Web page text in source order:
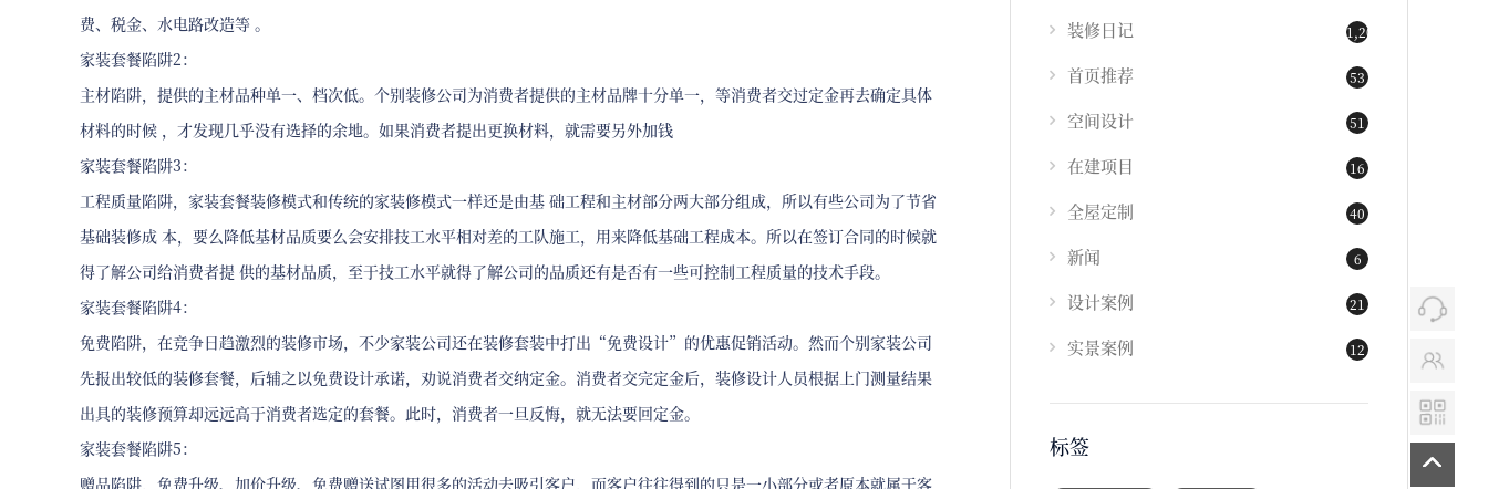
费、税金、水电路改造等 。
家装套餐陷阱2：
主材陷阱，提供的主材品种单一、档次低。个别装修公司为消费者提供的主材品牌十分单一，等消费者交过定金再去确定具体
材料的时候 ，才发现几乎没有选择的余地。如果消费者提出更换材料，就需要另外加钱
家装套餐陷阱3：
工程质量陷阱，家装套餐装修模式和传统的家装修模式一样还是由基 础工程和主材部分两大部分组成，所以有些公司为了节省
基础装修成 本，要么降低基材品质要么会安排技工水平相对差的工队施工，用来降低基础工程成本。所以在签订合同的时候就
得了解公司给消费者提 供的基材品质，至于技工水平就得了解公司的品质还有是否有一些可控制工程质量的技术手段。
家装套餐陷阱4：
免费陷阱，在竞争日趋激烈的装修市场，不少家装公司还在装修套装中打出“免费设计”的优惠促销活动。然而个别家装公司
先报出较低的装修套餐，后辅之以免费设计承诺，劝说消费者交纳定金。消费者交完定金后，装修设计人员根据上门测量结果
出具的装修预算却远远高于消费者选定的套餐。此时，消费者一旦反悔，就无法要回定金。
家装套餐陷阱5：
赠品陷阱，免费升级、加价升级、免费赠送试图用很多的活动去吸引客户，而客户往往得到的只是一小部分或者原本就属于客
装修日记 1,202
首页推荐 53
空间设计 51
在建项目 16
全屋定制 40
新闻 6
设计案例 21
实景案例 12
标签